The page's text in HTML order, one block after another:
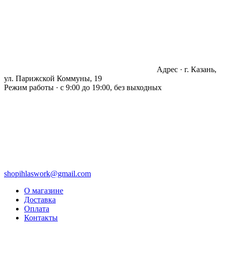
Адрес · г. Казань,
ул. Парижской Коммуны, 19
Режим работы · с 9:00 до 19:00, без выходных
shopihlaswork@gmail.com
О магазине
Доставка
Оплата
Контакты